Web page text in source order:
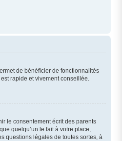
de bénéficier de fonctionnalités
rapide et vivement conseillée.
le consentement écrit des parents
quelqu’un le fait à votre place,
questions légales de toutes sortes, à